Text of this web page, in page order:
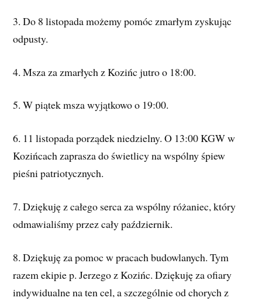
3. Do 8 listopada możemy pomóc zmarłym zyskując
odpusty.
4.Msza za zmarłych z Kozińc jutro o 18:00.
5. W piątek msza wyjątkowo o 19:00.
6. 11 listopada porządek niedzielny. O 13:00 KGW w
Kozińcach zaprasza do świetlicy na wspólny śpiew
pieśni patriotycznych.
7. Dziękuję z całego serca za wspólny różaniec, który
odmawialiśmy przez cały październik.
8. Dziękuję za pomoc w pracach budowlanych. Tym
razem ekipie p. Jerzego z Kozińc. Dziękuję za ofiary
indywidualne na ten cel, a szczególnie od chorych z